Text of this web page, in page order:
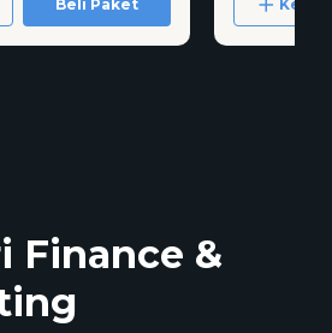
Beli Paket
Finance &